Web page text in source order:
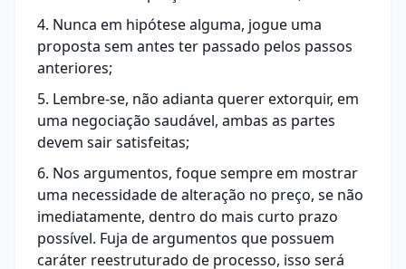
4. Nunca em hipótese alguma, jogue uma
proposta sem antes ter passado pelos passos
anteriores;
5. Lembre-se, não adianta querer extorquir, em
uma negociação saudável, ambas as partes
devem sair satisfeitas;
6. Nos argumentos, foque sempre em mostrar
uma necessidade de alteração no preço, se não
imediatamente, dentro do mais curto prazo
possível. Fuja de argumentos que possuem
caráter reestruturado de processo, isso será